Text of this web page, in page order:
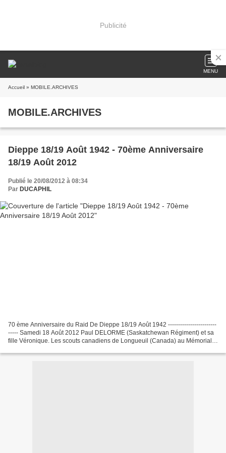
Publicité
MENU
Accueil » MOBILE.ARCHIVES
MOBILE.ARCHIVES
Dieppe 18/19 Août 1942 - 70ème Anniversaire
18/19 Août 2012
Publié le 20/08/2012 à 08:34
Par DUCAPHIL
70 ème Anniversaire du Raid De Dieppe 18/19 Août 1942 ------------------------
----- Samedi 18 Août 2012 Paul DELORME (Saskatchewan Régiment) et sa
fille Véronique. Les scouts canadiens de Longueuil (Canada) au Mémorial